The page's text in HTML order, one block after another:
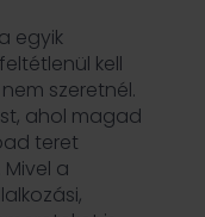
egyik
kell
szeretnél.
ahol magad
teret
a